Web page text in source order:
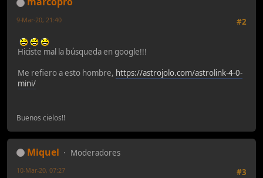
#2
9-Mar-20, 21:40
Hiciste mal la búsqueda en google!!!
Me refiero a esto hombre, https://astrojolo.com/astrolink-4-0-
mini/
Buenos cielos!!
Miquel
Moderadores
#3
10-Mar-20, 07:27